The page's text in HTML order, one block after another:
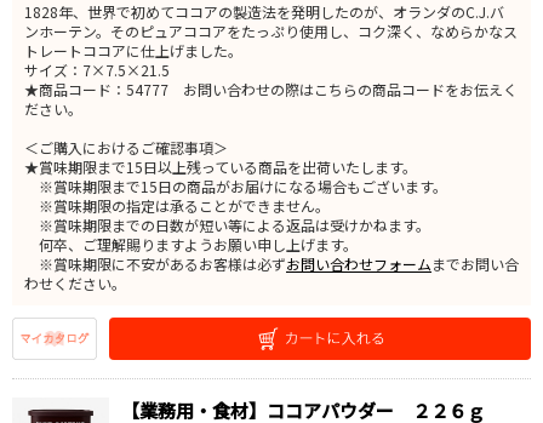
1828年、世界で初めてココアの製造法を発明したのが、オランダのC.J.バ
ンホーテン。そのピュアココアをたっぷり使用し、コク深く、なめらかなス
トレートココアに仕上げました。
サイズ：7×7.5×21.5
★商品コード：54777 お問い合わせの際はこちらの商品コードをお伝えく
ださい。
＜ご購入におけるご確認事項＞
★賞味期限まで15日以上残っている商品を出荷いたします。
※賞味期限まで15日の商品がお届けになる場合もございます。
※賞味期限の指定は承ることができません。
※賞味期限までの日数が短い等による返品は受けかねます。
何卒、ご理解賜りますようお願い申し上げます。
※賞味期限に不安があるお客様は必ずお問い合わせフォームまでお問い合
わせください。
【業務用・食材】ココアパウダー ２２６ｇ